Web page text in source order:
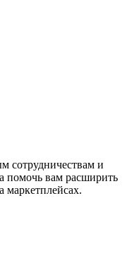
сотрудничествам и
помочь вам расширить
маркетплейсах.